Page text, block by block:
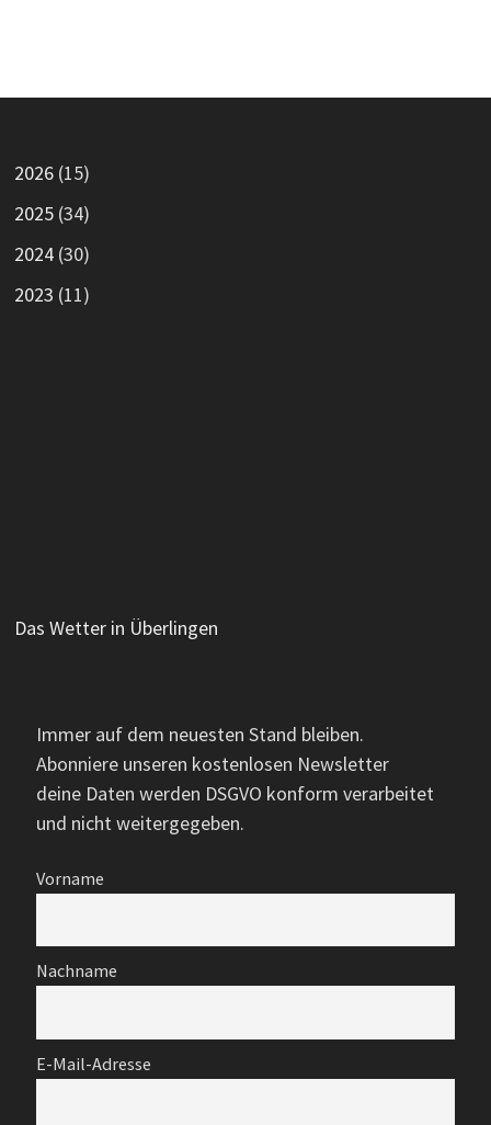
2026(15)
2025(34)
2024(30)
2023 (11)
Das Wetter in Überlingen
Immer auf dem neuesten Stand bleiben.
Abonniere unseren kostenlosen Newsletter
deine Daten werden DSGVO konform verarbeitet
und nicht weitergegeben.
Vorname
Nachname
E-Mail-Adresse